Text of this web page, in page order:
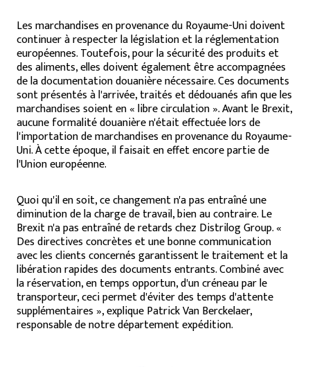
Les marchandises en provenance du Royaume-Uni doivent
continuer à respecter la législation et la réglementation
européennes. Toutefois, pour la sécurité des produits et
des aliments, elles doivent également être accompagnées
de la documentation douanière nécessaire. Ces documents
sont présentés à l'arrivée, traités et dédouanés afin que les
marchandises soient en « libre circulation ». Avant le Brexit,
aucune formalité douanière n'était effectuée lors de
l'importation de marchandises en provenance du Royaume-
Uni. À cette époque, il faisait en effet encore partie de
l'Union européenne.
Quoi qu'il en soit, ce changement n'a pas entraîné une
diminution de la charge de travail, bien au contraire. Le
Brexit n'a pas entraîné de retards chez Distrilog Group. «
Des directives concrètes et une bonne communication
avec les clients concernés garantissent le traitement et la
libération rapides des documents entrants. Combiné avec
la réservation, en temps opportun, d'un créneau par le
transporteur, ceci permet d'éviter des temps d'attente
supplémentaires », explique Patrick Van Berckelaer,
responsable de notre département expédition.